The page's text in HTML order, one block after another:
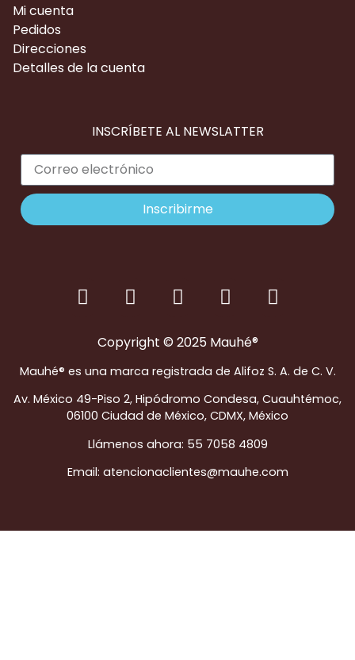
Mi cuenta
Pedidos
Direcciones
Detalles de la cuenta
INSCRÍBETE AL NEWSLATTER
Inscribirme
Copyright © 2025 Mauhé®
Mauhé® es una marca registrada de Alifoz S. A. de C. V.
Av. México 49-Piso 2, Hipódromo Condesa, Cuauhtémoc,
06100 Ciudad de México, CDMX, México
Llámenos ahora: 55 7058 4809
Email: atencionaclientes@mauhe.com